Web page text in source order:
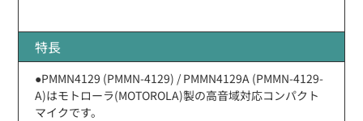
特長
●PMMN4129 (PMMN-4129) / PMMN4129A (PMMN-4129-
A)はモトローラ(MOTOROLA)製の高音域対応コンパクト
マイクです。